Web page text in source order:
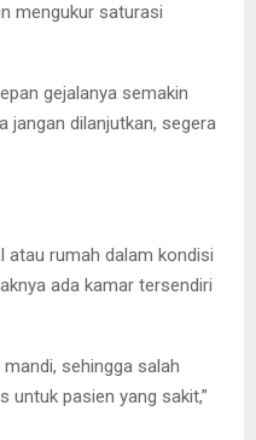
mengukur saturasi
gejalanya semakin
jangan dilanjutkan, segera
rumah dalam kondisi
ada kamar tersendiri
sehingga salah
untuk pasien yang sakit,”